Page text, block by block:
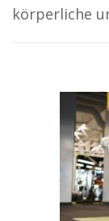
körperliche